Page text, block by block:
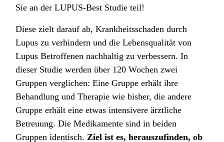
Sie an der LUPUS-Best Studie teil!
Diese zielt darauf ab, Krankheitsschaden durch
Lupus zu verhindern und die Lebensqualität von
Lupus Betroffenen nachhaltig zu verbessern. In
dieser Studie werden über 120 Wochen zwei
Gruppen verglichen: Eine Gruppe erhält ihre
Behandlung und Therapie wie bisher, die andere
Gruppe erhält eine etwas intensivere ärztliche
Betreuung. Die Medikamente sind in beiden
Gruppen identisch.Ziel ist es, herauszufinden, ob